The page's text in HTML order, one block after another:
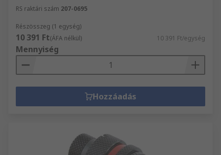
RS raktári szám 207-0695
Részösszeg (1 egység)
10 391 Ft(ÁFA nélkül) 10 391 Ft/egység
Mennyiség
Hozzáadás